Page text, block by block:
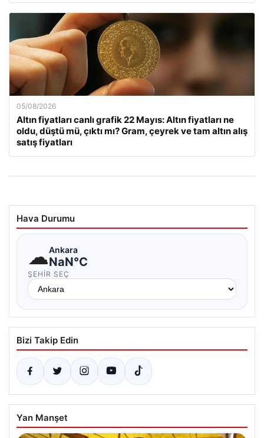
05/08/2026
Altın fiyatları canlı grafik 22 Mayıs: Altın fiyatları ne
oldu, düştü mü, çıktı mı? Gram, çeyrek ve tam altın alış
satış fiyatları
Hava Durumu
☁Ankara
NaN°C
ŞEHIR SEÇ
Bizi Takip Edin
Yan Manşet